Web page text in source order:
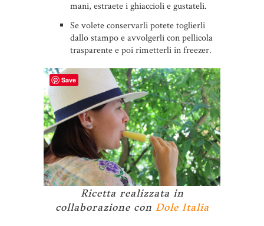
mani, estraete i ghiaccioli e gustateli.
Se volete conservarli potete toglierli
dallo stampo e avvolgerli con pellicola
trasparente e poi rimetterli in freezer.
Ricetta realizzata in
collaborazione con Dole Italia
Save